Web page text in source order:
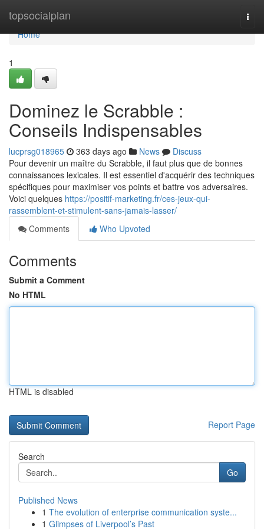
topsocialplan
Home
Home
1
Dominez le Scrabble :
Conseils Indispensables
lucprsg018965 363 days ago News
Discuss
Pour devenir un maître du Scrabble, il faut plus que de bonnes
connaissances lexicales. Il est essentiel d'acquérir des techniques
spécifiques pour maximiser vos points et battre vos adversaires.
Voici quelques https://positif-marketing.fr/ces-jeux-qui-
rassemblent-et-stimulent-sans-jamais-lasser/
Comments
Who Upvoted
Comments
Submit a Comment
No HTML
HTML is disabled
Report Page
Search
Go
Published News
1 The evolution of enterprise communication syste...
1 Glimpses of Liverpool’s Past